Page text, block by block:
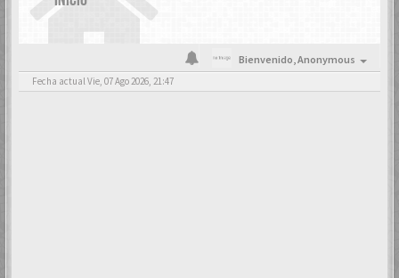
Bienvenido,Anonymous
Fecha actual Vie, 07 Ago 2026, 21:47